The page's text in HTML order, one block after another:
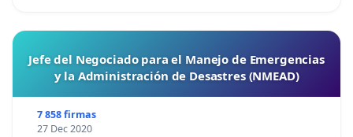
Jefe del Negociado para el Manejo de Emergencias
y la Administración de Desastres (NMEAD)
7 858 firmas
27 Dec 2020